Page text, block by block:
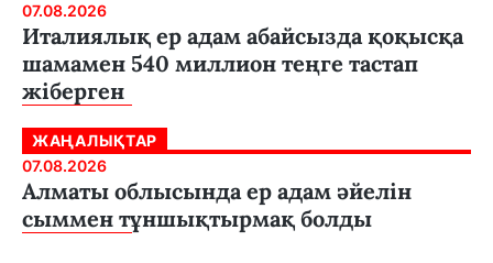
07.08.2026
Италиялық ер адам абайсызда қоқысқа
шамамен 540 миллион теңге тастап
жіберген
ЖАҢАЛЫҚТАР
07.08.2026
Алматы облысында ер адам әйелін
сыммен тұншықтырмақ болды